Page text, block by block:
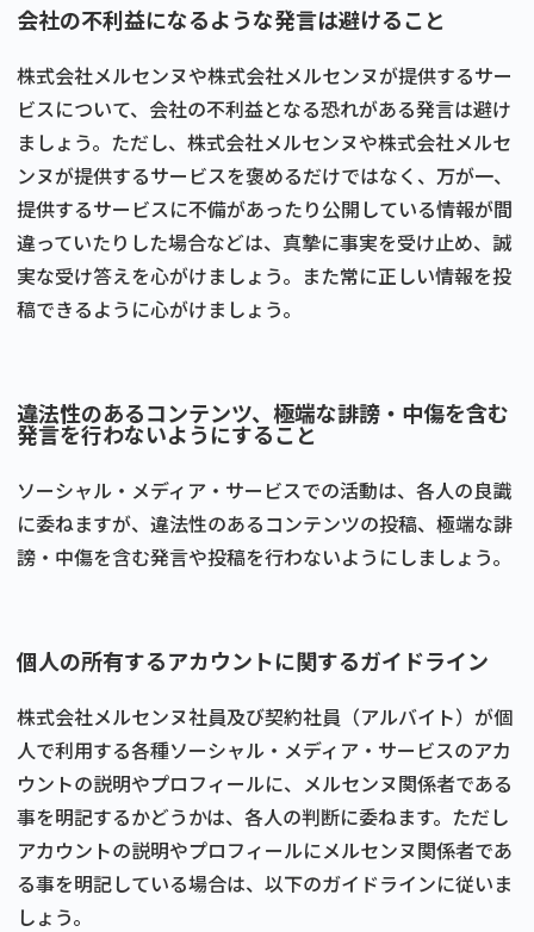
会社の不利益になるような発言は避けること
株式会社メルセンヌや株式会社メルセンヌが提供するサー
ビスについて、会社の不利益となる恐れがある発言は避け
ましょう。ただし、株式会社メルセンヌや株式会社メルセ
ンヌが提供するサービスを褒めるだけではなく、万が一、
提供するサービスに不備があったり公開している情報が間
違っていたりした場合などは、真摯に事実を受け止め、誠
実な受け答えを心がけましょう。また常に正しい情報を投
稿できるように心がけましょう。
違法性のあるコンテンツ、極端な誹謗・中傷を含む
発言を行わないようにすること
ソーシャル・メディア・サービスでの活動は、各人の良識
に委ねますが、違法性のあるコンテンツの投稿、極端な誹
謗・中傷を含む発言や投稿を行わないようにしましょう。
個人の所有するアカウントに関するガイドライン
株式会社メルセンヌ社員及び契約社員（アルバイト）が個
人で利用する各種ソーシャル・メディア・サービスのアカ
ウントの説明やプロフィールに、メルセンヌ関係者である
事を明記するかどうかは、各人の判断に委ねます。ただし
アカウントの説明やプロフィールにメルセンヌ関係者であ
る事を明記している場合は、以下のガイドラインに従いま
しょう。